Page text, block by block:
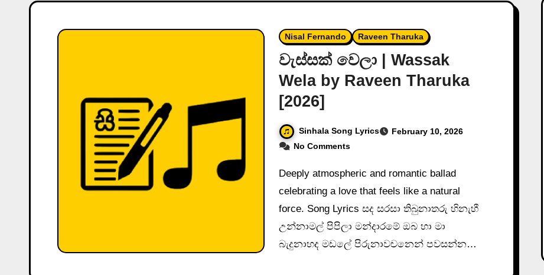
Nisal Fernando Raveen Tharuka
වැස්සක් වෙලා | Wassak
Wela by Raveen Tharuka
[2026]
Sinhala Song Lyrics
February 10, 2026
No Comments
Deeply atmospheric and romantic ballad
celebrating a love that feels like a natural
force. Song Lyrics සද සරසා තිබුනාතරු හිනැහී
උන්නාමල් පිපිලා මන්දාරමේ ඔබ හා මා
බැදුනාහද මඩලේ පිරුනාවචනෙන් පවසන්න…